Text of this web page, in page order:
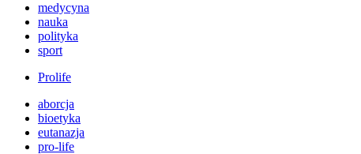
medycyna
nauka
polityka
sport
Prolife
aborcja
bioetyka
eutanazja
pro-life